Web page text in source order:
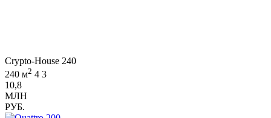
Crypto-House 240
240 м2 4 3
10,8
МЛН
РУБ.